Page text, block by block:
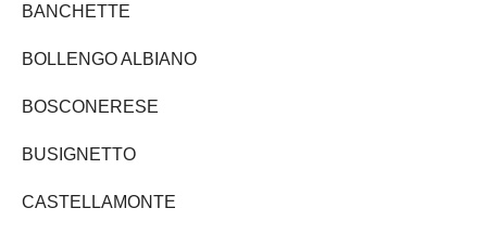
BANCHETTE
BOLLENGO ALBIANO
BOSCONERESE
BUSIGNETTO
CASTELLAMONTE